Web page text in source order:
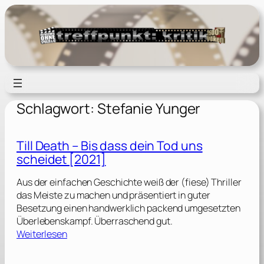
Zum
Inhalt
springen
Schlagwort: Stefanie Yunger
Till Death – Bis dass dein Tod uns
scheidet [2021]
Aus der einfachen Geschichte weiß der (fiese) Thriller
das Meiste zu machen und präsentiert in guter
Besetzung einen handwerklich packend umgesetzten
Überlebenskampf. Überraschend gut.
Weiterlesen: